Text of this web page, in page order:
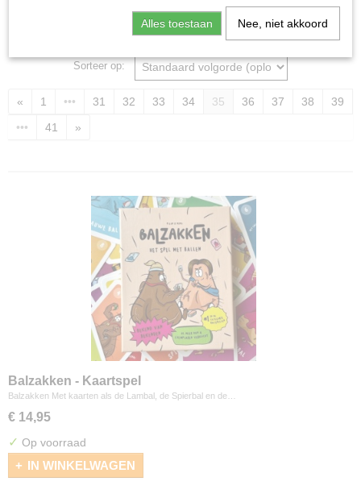
Sorteer op:
« 1 ••• 31 32 33 34 35 36 37 38
39
•••
41 »
Balzakken - Kaartspel
Balzakken Met kaarten als de Lambal, de Spierbal en de…
€ 14,95
✓ Op voorraad
IN WINKELWAGEN
Alles toestaan Nee, niet akkoord